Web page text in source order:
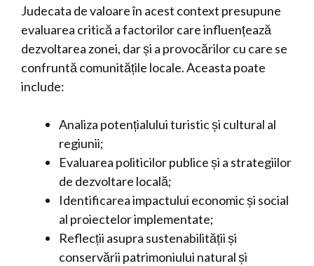
Judecata de valoare în acest context presupune
evaluarea critică a factorilor care influențează
dezvoltarea zonei, dar și a provocărilor cu care se
confruntă comunitățile locale. Aceasta poate
include:
Analiza potențialului turistic și cultural al
regiunii;
Evaluarea politicilor publice și a strategiilor
de dezvoltare locală;
Identificarea impactului economic și social
al proiectelor implementate;
Reflecții asupra sustenabilității și
conservării patrimoniului natural și